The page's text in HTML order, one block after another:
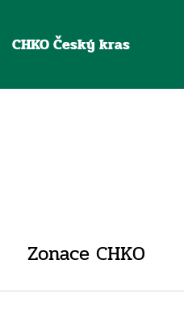
CHKO Český kras
Zonace CHKO